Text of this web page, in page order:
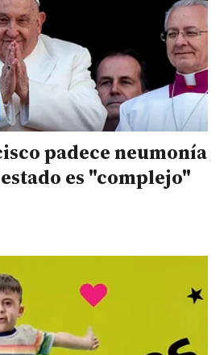
padece neumonía
es "complejo"